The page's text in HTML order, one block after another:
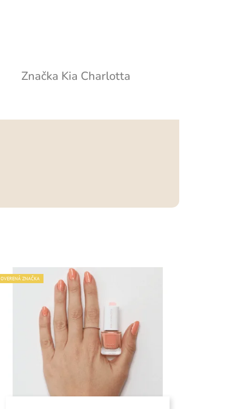
Značka Kia Charlotta
OVERENÁ ZNAČKA